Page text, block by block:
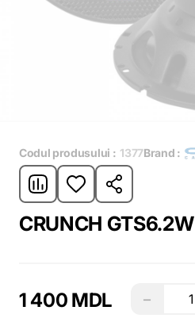
Codul produsului : 1377Brand :
CRUNCH GTS6.2W
1 400 MDL −